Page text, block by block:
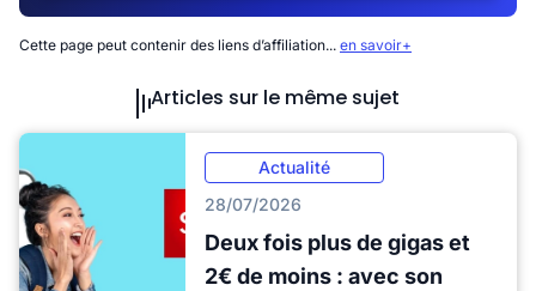
Cette page peut contenir des liens d’affiliation... en savoir+
Articles sur le même sujet
Actualité
28/07/2026
Deux fois plus de gigas et
2€ de moins : avec son